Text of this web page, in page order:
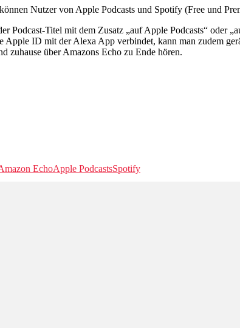
Nutzer von Apple Podcasts und Spotify (Free und
Podcast-Titel mit dem Zusatz „auf Apple Podcasts“ oder
Apple ID mit der Alexa App verbindet, kann man zudem
zuhause über Amazons Echo zu Ende hören.
EchoApple PodcastsSpotify